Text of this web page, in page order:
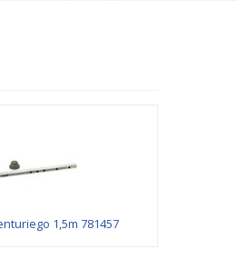
1,5m 781457